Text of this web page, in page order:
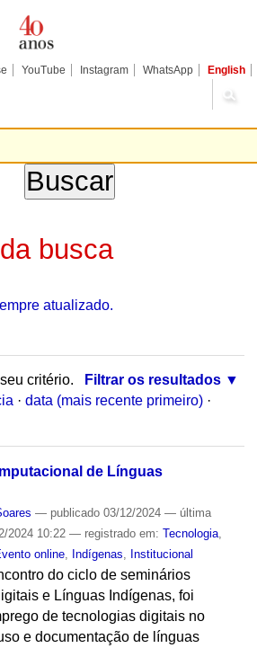
YouTube Instagram WhatsApp English
busca
atualizado.
critério.
Filtrar os resultados
· data (mais recente primeiro) ·
de Línguas
— publicado03/12/2024 — última
2024 10:22 — registrado em: Tecnologia,
online, Indígenas Institucional
do ciclo de seminários
e Línguas Indígenas, foi
de tecnologias digitais no
e documentação de línguas